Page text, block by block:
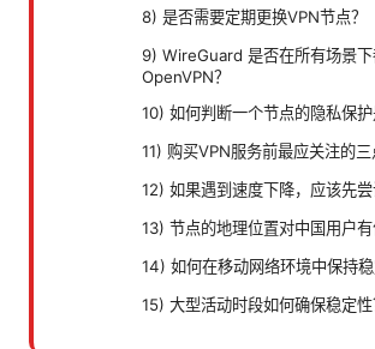
8) 是否需要定期更换VPN节点？
9) WireGuard 是否在所有场景
OpenVPN？
10) 如何判断一个节点的隐私保护
11) 购买VPN服务前最应关注的三
12) 如果遇到速度下降，应该先尝
13) 节点的地理位置对中国用户有
14) 如何在移动网络环境中保持稳
15) 大型活动时段如何确保稳定性